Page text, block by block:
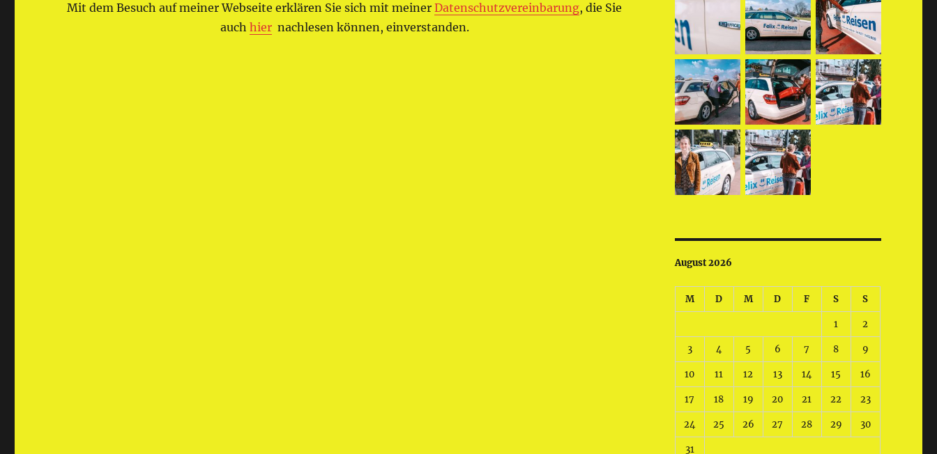
Mit dem Besuch auf meiner Webseite erklären Sie sich mit meinerDatenschutzvereinbarung, die Sie
auch hiernachlesen können, einverstanden.
August 2026
M D M D F S S
1 2
3 4 5 6 7 8 9
10 11 12 13 14 15 16
17 18 19 20 21 22 23
24 25 26 27 28 29 30
31